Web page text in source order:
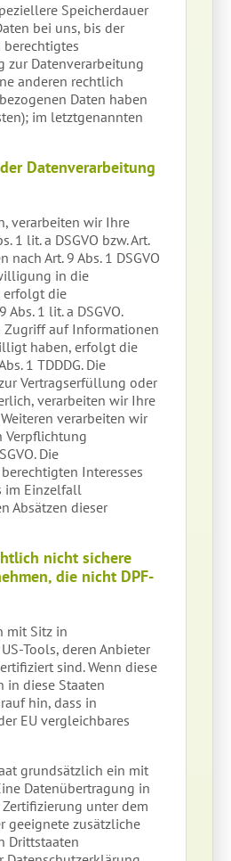
Speicherdauer
bei uns, bis der
zur Datenverarbeitung
anderen rechtlich
Daten haben
im letztgenannten
Datenverarbeitung
verarbeiten wir Ihre
1 lit. a DSGVO bzw. Art.
Art. 9 Abs. 1 DSGVO
in die
erfolgt die
1 lit. a DSGVO.
Zugriff auf Informationen
haben, erfolgt die
1 TDDDG. Die
Vertragserfüllung oder
verarbeiten wir Ihre
verarbeiten wir
Verpflichtung
Die
Interesses
im Einzelfall
Absätzen dieser
nicht sichere
die nicht DPF-
mit Sitz in
Tools, deren Anbieter
sind. Wenn diese
in diese Staaten
hin, dass in
EU vergleichbares
grundsätzlich ein mit
Datenübertragung in
unter dem
geeignete zusätzliche
Drittstaaten